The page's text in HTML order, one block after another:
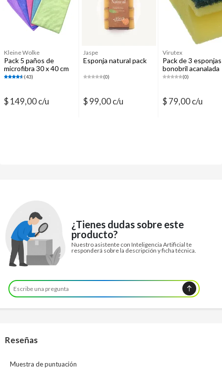
Kleine Wolke
Pack 5 paños de
microfibra 30 x 40 cm
(43)
$ 149,00 c/u
Jaspe
Esponja natural pack
(0)
$ 99,00 c/u
Virutex
Pack de 3 esponjas
bonobril acanalada
(0)
$ 79,00 c/u
¿Tienes dudas sobre este
producto?
Nuestro asistente con Inteligencia Artificial te
responderá sobre la descripción y ficha técnica.